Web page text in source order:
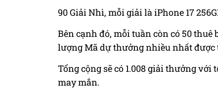
90 Giải Nhì, mỗi giải là iPhone 17
Bên cạnh đó, mỗi tuần còn có 50
lượng Mã dự thưởng nhiều nhất được
Tổng cộng sẽ có 1.008 giải thưởng
may mắn.